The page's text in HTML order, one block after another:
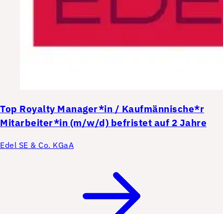
Top Royalty Manager*in / Kaufmännische*r
Mitarbeiter*in (m/w/d) befristet auf 2 Jahre
Edel SE & Co. KGaA